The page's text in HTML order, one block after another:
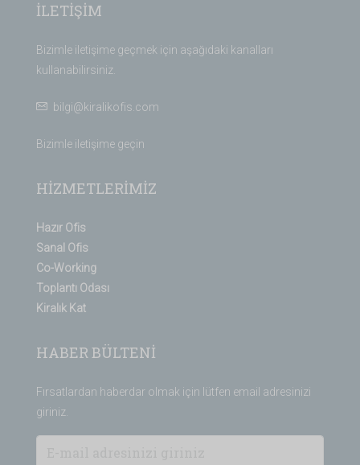
İLETİŞİM
Bizimle iletişime geçmek için aşağıdaki kanalları
kullanabilirsiniz.
bilgi@kiralikofis.com
Bizimle iletişime geçin
HİZMETLERİMİZ
Hazır Ofis
Sanal Ofis
Co-Working
Toplantı Odası
Kiralık Kat
HABER BÜLTENİ
Fırsatlardan haberdar olmak için lütfen email adresinizi
giriniz.